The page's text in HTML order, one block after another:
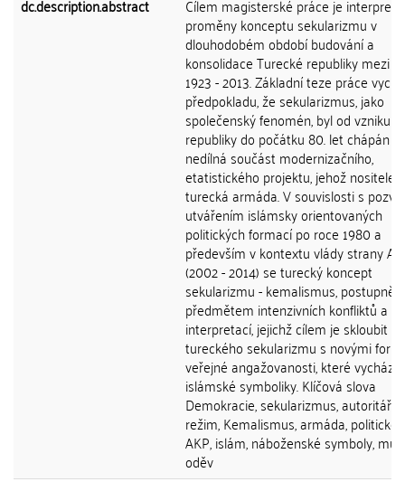
dc.description.abstract
Cílem magisterské práce je
proměny konceptu sekularizmu v
dlouhodobém období budování a
konsolidace Turecké republiky mezi
1923 - 2013. Základní teze práce
předpokladu, že sekularizmus, jako
společenský fenomén, byl od vzniku
republiky do počátku 80. let chápán
nedílná součást modernizačního,
etatistického projektu, jehož
turecká armáda. V souvislosti s
utvářením islámsky orientovaných
politických formací po roce 1980 a
především v kontextu vlády strany
(2002 - 2014) se turecký koncept
sekularizmu - kemalismus, postupně
předmětem intenzivních konfliktů a
interpretací, jejichž cílem je skloubit
tureckého sekularizmu s novými
veřejné angažovanosti, které
islámské symboliky. Klíčová slova
Demokracie, sekularizmus,
režim, Kemalismus, armáda, politické
AKP, islám, náboženské symboly,
oděv